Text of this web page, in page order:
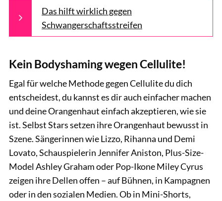
Das hilft wirklich gegen
Schwangerschaftsstreifen
Kein Bodyshaming wegen Cellulite!
Egal für welche Methode gegen Cellulite du dich
entscheidest, du kannst es dir auch einfacher machen
und deine Orangenhaut einfach akzeptieren, wie sie
ist. Selbst Stars setzen ihre Orangenhaut bewusst in
Szene. Sängerinnen wie Lizzo, Rihanna und Demi
Lovato, Schauspielerin Jennifer Aniston, Plus-Size-
Model Ashley Graham oder Pop-Ikone Miley Cyrus
zeigen ihre Dellen offen – auf Bühnen, in Kampagnen
oder in den sozialen Medien. Ob in Mini-Shorts,